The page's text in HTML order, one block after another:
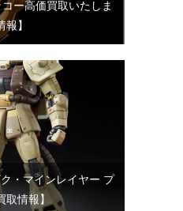
ー高価買取いたしま
】
・マインレイヤー プ
取情報】